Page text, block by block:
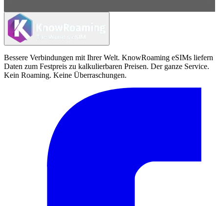
Bessere Verbindungen mit Ihrer Welt. KnowRoaming eSIMs liefern
Daten zum Festpreis zu kalkulierbaren Preisen. Der ganze Service.
Kein Roaming. Keine Überraschungen.